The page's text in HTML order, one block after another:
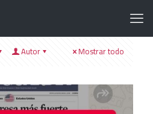
Autor Mostrar todo